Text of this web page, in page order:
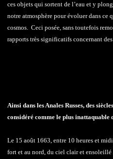
ces objets qui sortent de l’eau et y
notre atmosphère pour évoluer dans ce
cosmos. Ceci posée, sans toutefois
rapports très significatifs concernant
Ainsi dans les Anales Russes, des
considéré comme le plus inattaquable
Le 15 août 1663, entre 10 heures et
fort et au nord, du ciel clair et